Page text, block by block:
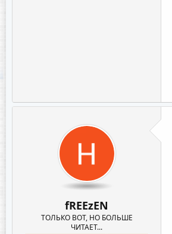
fREEzEN
ТОЛЬКО ВОТ, НО БОЛЬШЕ
ЧИТАЕТ...